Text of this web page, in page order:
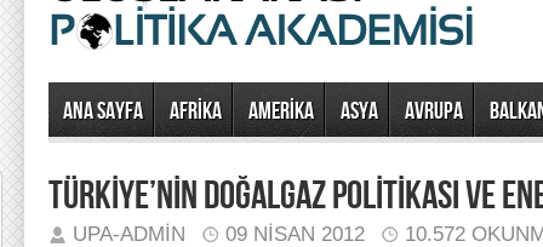
Ana Sayfa AFRİKA AMERİKA ASYA AVRUPA
TÜRKİYE’NİN DOĞALGAZ POLİTİKASI VE
UPA-ADMIN 09 NISAN 2012 10.572